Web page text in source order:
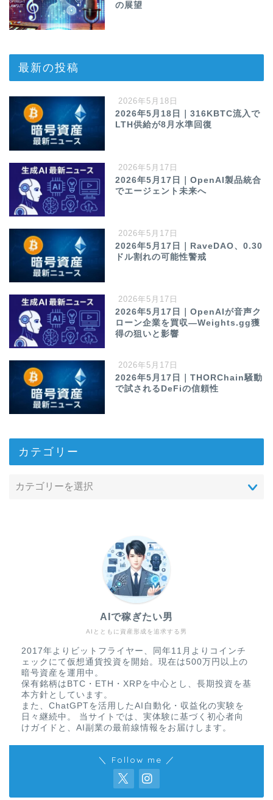
の展望
最新の投稿
2026年5月18日
2026年5月18日｜316KBTC流入で
LTH供給が8月水準回復
2026年5月17日
2026年5月17日｜OpenAI製品統合
でエージェント未来へ
2026年5月17日
2026年5月17日｜RaveDAO、0.30
ドル割れの可能性警戒
2026年5月17日
2026年5月17日｜OpenAIが音声ク
ローン企業を買収—Weights.gg獲
得の狙いと影響
2026年5月17日
2026年5月17日｜THORChain騒動
で試されるDeFiの信頼性
カテゴリー
AIとともに資産形成を追求する男
AIで稼ぎたい男
2017年よりビットフライヤー、同年11月よりコインチ
ェックにて仮想通貨投資を開始。現在は500万円以上の
暗号資産を運用中。
保有銘柄はBTC・ETH・XRPを中心とし、長期投資を基
本方針としています。
また、ChatGPTを活用したAI自動化・収益化の実験を
日々継続中。 当サイトでは、実体験に基づく初心者向
けガイドと、AI副業の最前線情報をお届けします。
＼ Follow me ／